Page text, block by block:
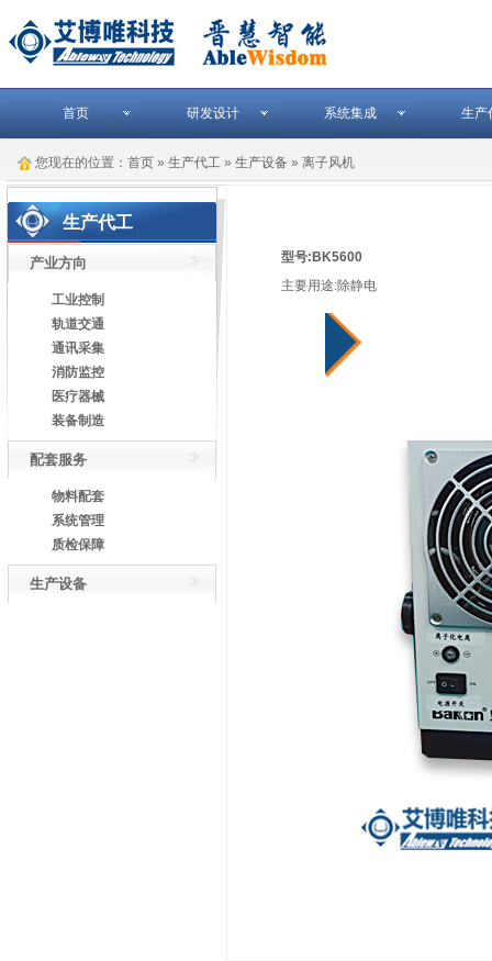
首页 研发设计 系统集成 生产
您现在的位置： 首页 » 生产代工 » 生产设备 » 离子风机
生产代工
产业方向
工业控制
轨道交通
通讯采集
消防监控
医疗器械
装备制造
配套服务
物料配套
系统管理
质检保障
生产设备
型号:BK5600
主要用途:除静电